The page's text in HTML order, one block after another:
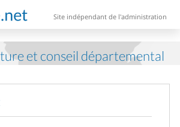
Site indépendant de l'administration
et conseil départemental